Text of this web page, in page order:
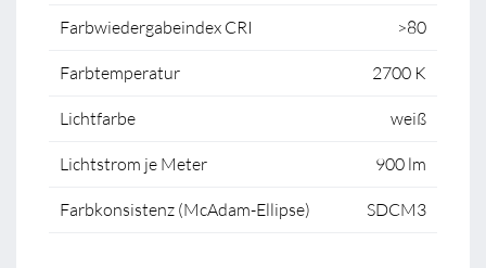
Farbwiedergabeindex CRI >80
Farbtemperatur 2700 K
Lichtfarbe weiß
Lichtstrom je Meter 900 lm
Farbkonsistenz (McAdam-Ellipse) SDCM3